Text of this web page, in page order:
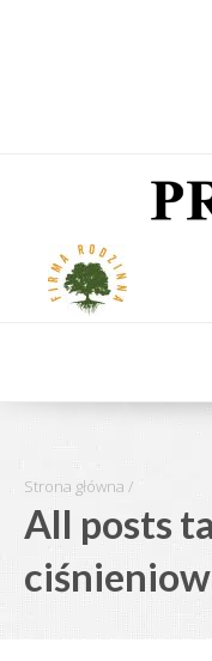
Strona główna /
All posts